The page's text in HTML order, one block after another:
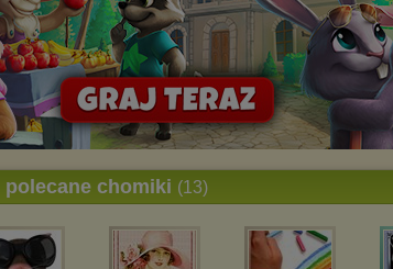
akceptację cookies niestety
Zaufanych Partnerów
analiza skuteczności działań
wyświetlana Ci reklama nie
a będzie to reklama
przeglądarki internetowej w
usunąć pliki cookies,
ustawieniach przeglądarki
chomiki (13)